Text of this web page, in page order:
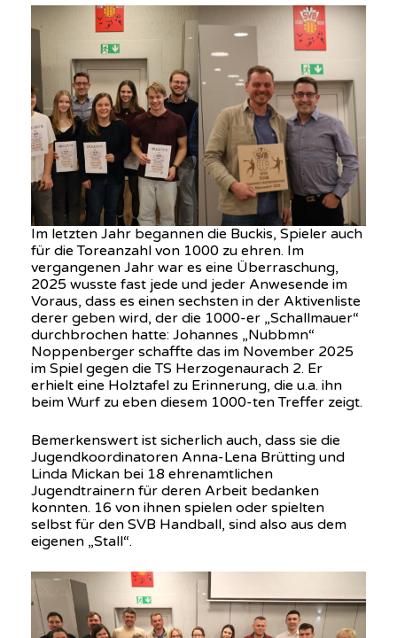
Im letzten Jahr begannen die Buckis, Spieler auch
für die Toreanzahl von 1000 zu ehren. Im
vergangenen Jahr war es eine Überraschung,
2025 wusste fast jede und jeder Anwesende im
Voraus, dass es einen sechsten in der Aktivenliste
derer geben wird, der die 1000-er „Schallmauer“
durchbrochen hatte: Johannes „Nubbmn“
Noppenberger schaffte das im November 2025
im Spiel gegen die TS Herzogenaurach 2. Er
erhielt eine Holztafel zu Erinnerung, die u.a. ihn
beim Wurf zu eben diesem 1000-ten Treffer zeigt.
Bemerkenswert ist sicherlich auch, dass sie die
Jugendkoordinatoren Anna-Lena Brütting und
Linda Mickan bei 18 ehrenamtlichen
Jugendtrainern für deren Arbeit bedanken
konnten. 16 von ihnen spielen oder spielten
selbst für den SVB Handball, sind also aus dem
eigenen „Stall“.